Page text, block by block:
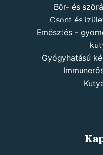
Bőr- és
Csont és
Emésztés -
Gyógyhatású